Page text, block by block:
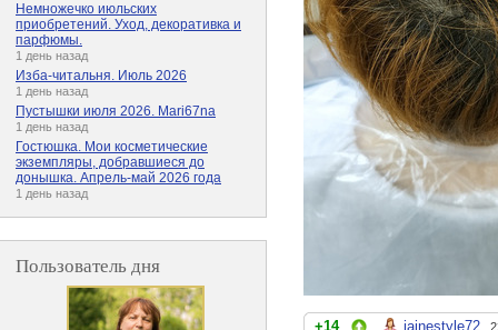
+14 jainestyle72
Немножечко июльских
приобретений. Уход, декоративка и
парфюмы.
1 день назад
Изба-читальня. Июль 2026
1 день назад
Пустышки июля 2026. Mari67na
1 день назад
Гостюшка. Мои косметические
экземпляры, добравшиеся до
донышка. Апрель-май 2026 года
1 день назад
Пользователь дня